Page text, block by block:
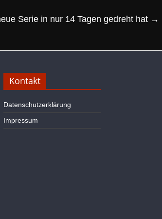
Serie in nur 14 Tagen gedreht hat →
Kontakt
Datenschutzerklärung
Impressum